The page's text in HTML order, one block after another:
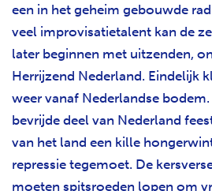
een in het geheim gebouwde
veel improvisatietalent kan de
later beginnen met uitzenden,
Herrijzend Nederland. Eindelijk
weer vanaf Nederlandse
bevrijde deel van Nederland
van het land een kille
repressie tegemoet. De
moeten spitsroeden lopen om